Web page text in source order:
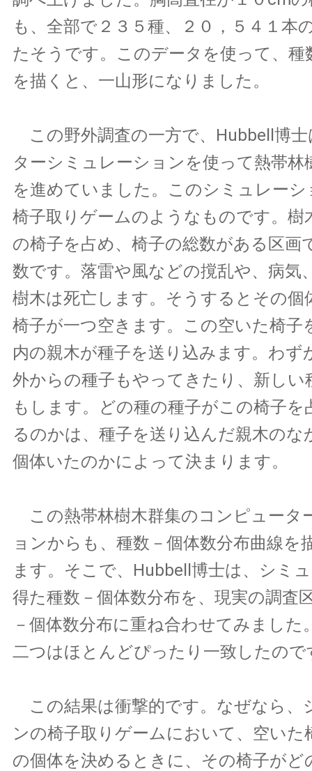
も、全部で２３５種、２０，５４１本
たそうです。このデータを使って、種
を描くと、一山形になりました。
この野外調査の一方で、Hubbell博
ターシミュレーションを使って熱帯林
を進めていました。このシミュレー
椅子取りゲームのようなものです。樹
の椅子を占め、椅子の総数がある区画
数です。落雷や風などの撹乱や、病気
樹木は死亡します。そうするとその個
椅子が一つ空きます。この空いた椅子
内の親木が種子を送り込みます。わず
外からの種子もやってきたり、新しい
もします。どの種の種子がこの椅子を
るのかは、種子を送り込んだ親木のな
個体いたのかによって決まります。
この熱帯林樹木群集のコンピュータ
ョンからも、種数－個体数分布曲線を
ます。そこで、Hubbell博士は、シミ
得た種数－個体数分布を、現実の調査
－個体数分布に重ね合わせてみました
二つはほとんどぴったり一致したので
この結果は衝撃的です。なぜなら、
ンの椅子取りゲームにおいて、空いた
の個体を決めるときに、その椅子がど